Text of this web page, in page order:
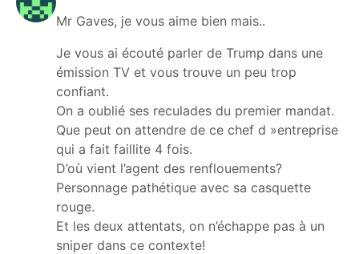
Mr Gaves, je vous aime bien mais..
Je vous ai écouté parler de Trump dans une
émission TV et vous trouve un peu trop
confiant.
On a oublié ses reculades du premier mandat.
Que peut on attendre de ce chef d »entreprise
qui a fait faillite 4 fois.
D’où vient l’agent des renflouements?
Personnage pathétique avec sa casquette
rouge.
Et les deux attentats, on n’échappe pas à un
sniper dans ce contexte!